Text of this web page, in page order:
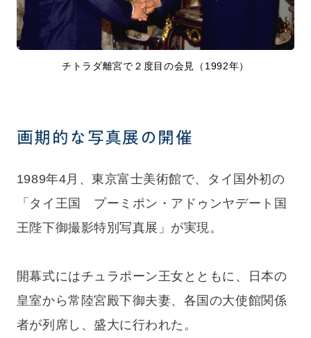
チトラダ離宮で２度目の会見（1992年）
画期的な写真展の開催
1989年4月、東京富士美術館で、タイ国外初の
「タイ王国 プーミポン・アドゥンヤデート国
王陛下御撮影特別写真展」が実現。
開幕式にはチュラポーン王女とともに、日本の
皇室から常陸宮殿下御夫妻、各国の大使館関係
者が列席し、盛大に行われた。